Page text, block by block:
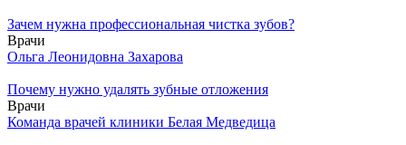
Зачем нужна профессиональная чистка зубов?
Врачи
Ольга Леонидовна Захарова
Почему нужно удалять зубные отложения
Врачи
Команда врачей клиники Белая Медведица